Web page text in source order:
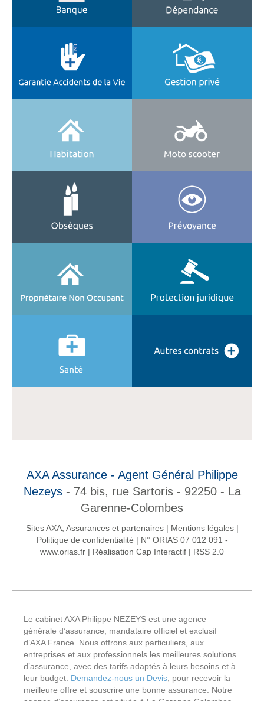
AXA Assurance - Agent Général Philippe
Nezeys- 74 bis, rue Sartoris - 92250 - La
Garenne-Colombes
Sites AXA, Assurances et partenaires| Mentions légales|
Politique de confidentialité | N° ORIAS 07 012 091 -
www.orias.fr | Réalisation Cap Interactif | RSS 2.0
Le cabinet AXA Philippe NEZEYS est une agence
générale d’assurance, mandataire officiel et exclusif
d’AXA France. Nous offrons aux particuliers, aux
entreprises et aux professionnels les meilleures solutions
d’assurance, avec des tarifs adaptés à leurs besoins et à
leur budget. Demandez-nous un Devis , pour recevoir la
meilleure offre et souscrire une bonne assurance. Notre